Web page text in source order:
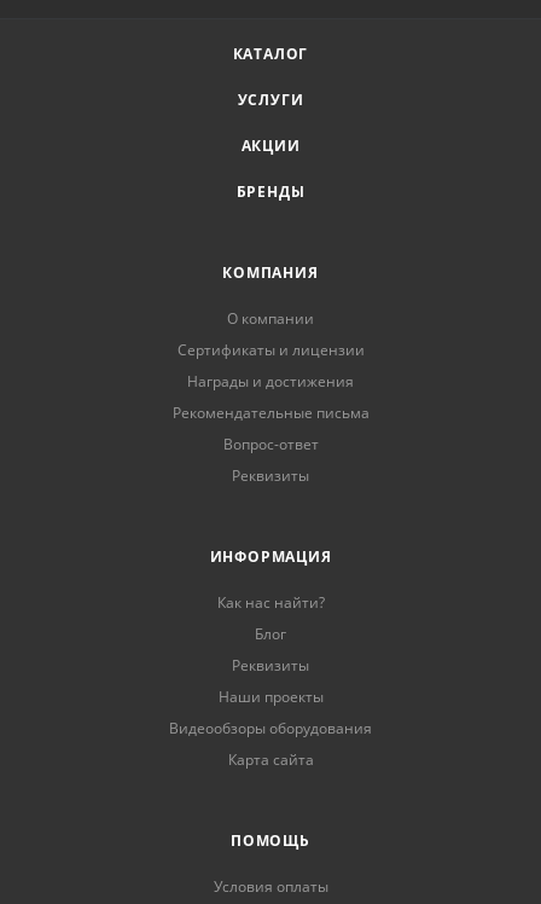
КАТАЛОГ
УСЛУГИ
АКЦИИ
БРЕНДЫ
КОМПАНИЯ
О компании
Сертификаты и лицензии
Награды и достижения
Рекомендательные письма
Вопрос-ответ
Реквизиты
ИНФОРМАЦИЯ
Как нас найти?
Блог
Реквизиты
Наши проекты
Видеообзоры оборудования
Карта сайта
ПОМОЩЬ
Условия оплаты